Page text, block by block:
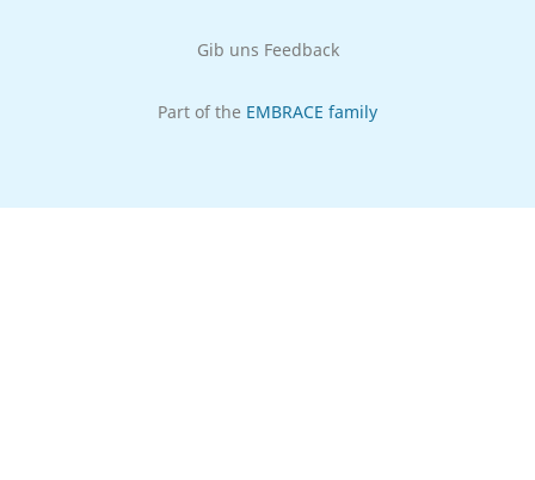
Gib uns Feedback
Part of the EMBRACE family